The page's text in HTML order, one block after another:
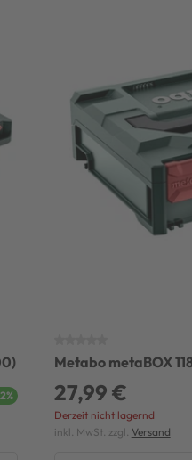
Metabo metaBOX
27,99 €
Derzeit nicht lagernd
inkl. MwSt. zzgl. Versand